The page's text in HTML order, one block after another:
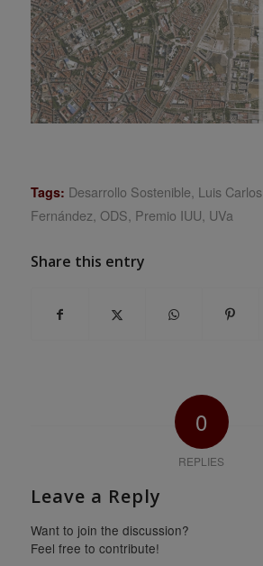
Tags: Desarrollo Sostenible Luis
Fernández ODS Premio IUU UVa
Share this entry
0
REPLIES
Leave a Reply
Want to join the discussion?
Feel free to contribute!